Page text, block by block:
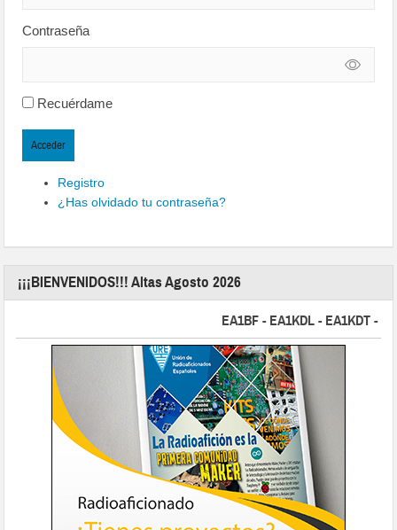
Contraseña
Recuérdame
Acceder
Registro
¿Has olvidado tu contraseña?
¡¡¡BIENVENIDOS!!! Altas Agosto 2026
EA1BF - EA1KDL - EA1KDT -